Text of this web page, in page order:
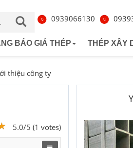
0939066130
Bông thủy tinh cách nhiệt
BÁO GIÁ THÉP
hộp
THÉP XÂY
Thép Pomina
thiệu công ty
5.0/5 (1 votes)